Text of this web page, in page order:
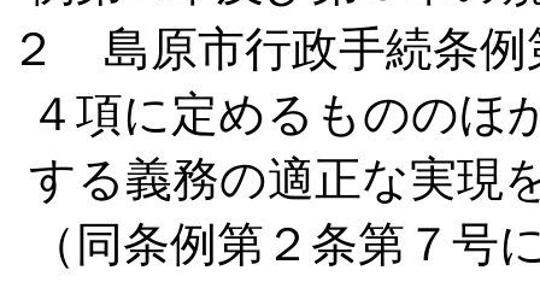
２ 島原市行政手続条例
４項に定めるもののほ
する義務の適正な実現
（同条例第２条第７号